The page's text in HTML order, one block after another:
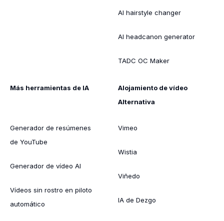
AI hairstyle changer
AI headcanon generator
TADC OC Maker
Más herramientas de IA
Generador de resúmenes
de YouTube
Generador de vídeo AI
Vídeos sin rostro en piloto
automático
Alojamiento de vídeo
Alternativa
Vimeo
Wistia
Viñedo
IA de Dezgo